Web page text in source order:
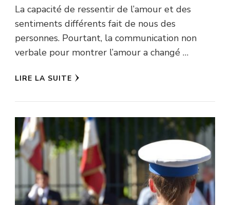
La capacité de ressentir de l’amour et des
sentiments différents fait de nous des
personnes. Pourtant, la communication non
verbale pour montrer l’amour a changé …
LIRE LA SUITE